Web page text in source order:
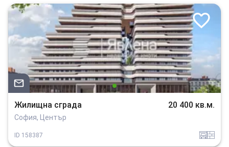
Жилищна сграда 20 400 кв.м.
София, Център
ID 158387 garajtuhla